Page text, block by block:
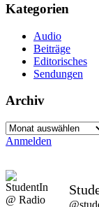
Kategorien
Audio
Beiträge
Editorisches
Sendungen
Archiv
Archiv
Anmelden